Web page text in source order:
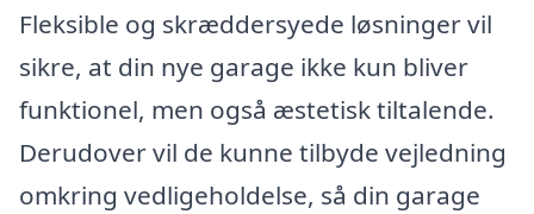
Fleksible og skræddersyede løsninger vil
sikre, at din nye garage ikke kun bliver
funktionel, men også æstetisk tiltalende.
Derudover vil de kunne tilbyde vejledning
omkring vedligeholdelse, så din garage